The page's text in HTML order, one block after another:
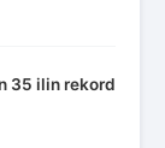
35 ilin rekord